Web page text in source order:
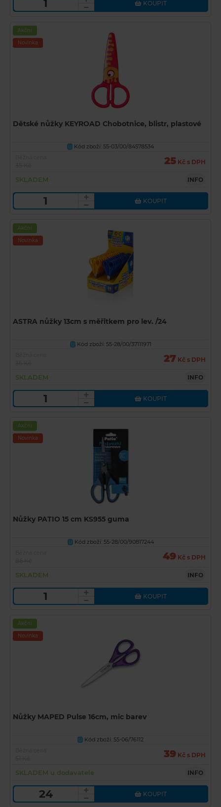
KOUPIT
Akční
Novinka
Dětské nůžky KEYROAD Chobotnice, blistr, plastové
U
Kód zboží: 55-03/00/84578534
25 Kč s DPH
SKLADEM INFO
KOUPIT
Akční
Novinka
ASTRA nůžky 13cm s měřitkem pro lev. /24
U Kód zboží: 55-28/00/37111971
27 Kč s DPH
SKLADEM INFO
KOUPIT
Akční
Novinka
Nůžky PATIO 15 cm KS955 guma
U Kód zboží: 55-28/00/90817244
49 Kč s DPH
SKLADEM INFO
KOUPIT
Akční
Novinka
Nůžky MAPED Pulse 16cm, mic barev
U
Kód zboží: 55-06/76112
39 Kč s DPH
SKLADEM u dodavatele INFO
KOUPIT